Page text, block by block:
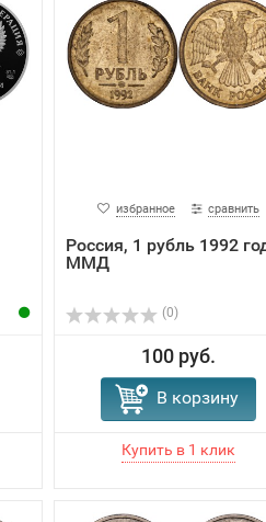
избранное сравнить
Россия, 1 рубль 1992
ММД
(0)
100 руб.
В корзину